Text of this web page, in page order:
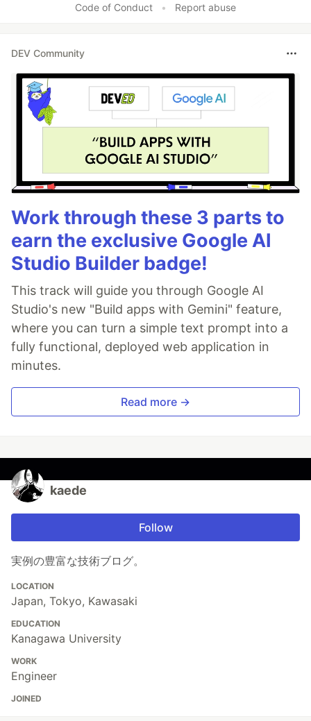
Code of Conduct • Report abuse
DEV Community
Work through these 3 parts to
earn the exclusive Google AI
Studio Builder badge!
This track will guide you through Google AI
Studio's new "Build apps with Gemini" feature,
where you can turn a simple text prompt into a
fully functional, deployed web application in
minutes.
Read more →
kaede
Follow
実例の豊富な技術ブログ。
LOCATION
Japan, Tokyo, Kawasaki
EDUCATION
Kanagawa University
WORK
Engineer
JOINED